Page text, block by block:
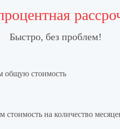
Быстро, без проблем!
общую стоимость
стоимость на количество